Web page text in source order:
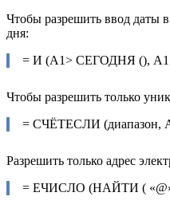
Чтобы разрешить ввод даты
дня:
= И (А1> СЕГОДНЯ (),
Чтобы разрешить только
= СЧЁТЕСЛИ (диапазон,
Разрешить только адрес
= ЕЧИСЛО (НАЙТИ (